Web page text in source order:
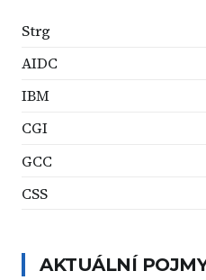
Strg
AIDC
IBM
CGI
GCC
CSS
AKTUÁLNÍ